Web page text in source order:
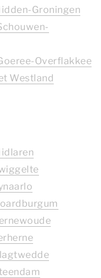
Groningen
Overflakkee
Westland